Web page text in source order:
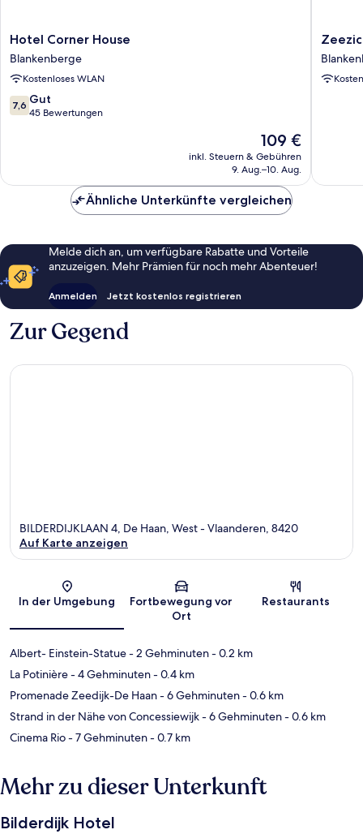
Hotel
Corner
House
Blankenberge
Hotel Corner House
Blankenberge
Kostenloses WLAN
7.6
von
7,6 Gut
45 Bewertungen
Der
Preis
beträgt
109 €
inkl. Steuern & Gebühren
9. Aug.–10. Aug.
Zeezicht
Studio
Alisa
Ähnliche Unterkünfte vergleichen
Melde dich an, um verfügbare Rabatte und Vorteile
anzuzeigen. Mehr Prämien für noch mehr Abenteuer!
Anmelden Jetzt kostenlos registrieren
Zur Gegend
Karte
BILDERDIJKLAAN 4, De Haan, West - Vlaanderen, 8420
Auf Karte anzeigen
In der Umgebung
Fortbewegung vor
Ort
Restaurants
Albert- Einstein-Statue- 2 Gehminuten- 0.2 km
La Potinière- 4 Gehminuten- 0.4 km
Promenade Zeedijk-De Haan- 6 Gehminuten- 0.6 km
Strand in der Nähe von Concessiewijk- 6 Gehminuten- 0.6 km
Cinema Rio- 7 Gehminuten- 0.7 km
Mehr zu dieser Unterkunft
Bilderdijk Hotel